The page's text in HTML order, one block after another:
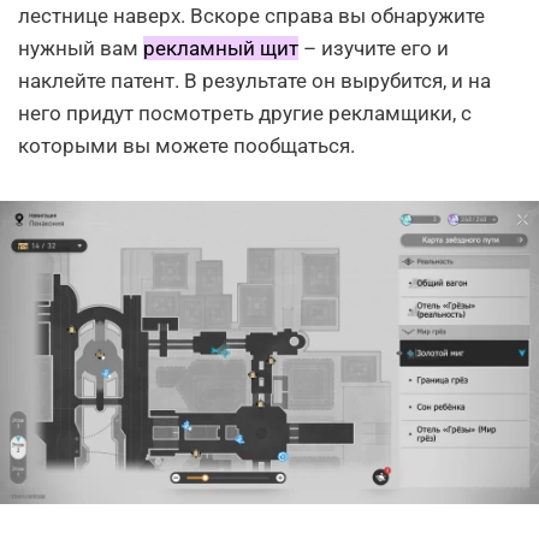
лестнице наверх. Вскоре справа вы обнаружите
нужный вам рекламный щит – изучите его и
наклейте патент. В результате он вырубится, и на
него придут посмотреть другие рекламщики, с
которыми вы можете пообщаться.